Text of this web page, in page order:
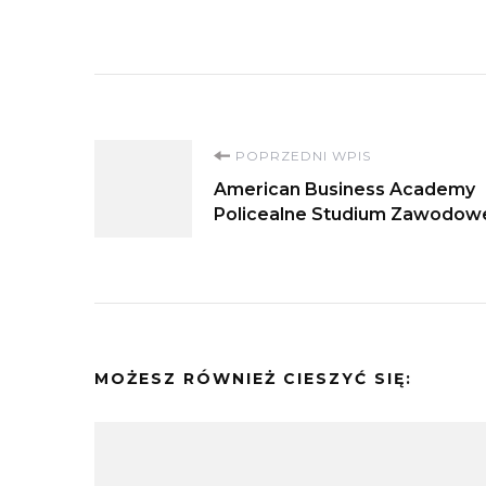
Nawigacja
wpisu
POPRZEDNI WPIS
American Business Academy
Policealne Studium
MOŻESZ RÓWNIEŻ CIESZYĆ SIĘ: